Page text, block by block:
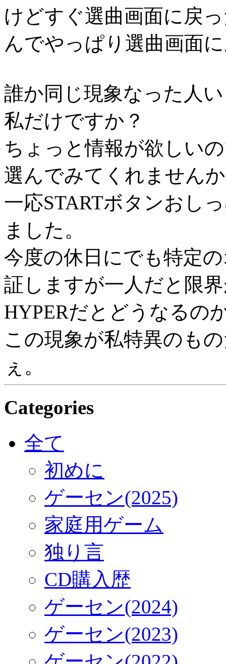
けどすぐ選曲画面に戻
んでやっぱり選曲画面
誰か同じ現象なった人
私だけですか？
ちょっと情報が欲しい
選んでみてくれません
一応STARTボタンおし
ました。
今度の休日にでも特定
証しますが一人だと限
HYPERだとどうなるの
この現象が私特異のも
ぇ。
Categories
全て
初めに
ゲーセン(2025)
家庭用ゲーム
独り言
CD購入歴
ゲーセン(2024)
ゲーセン(2023)